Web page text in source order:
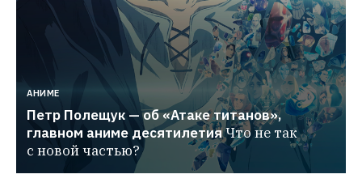
АНИМЕ
Петр Полещук — об «Атаке титанов»,
главном аниме десятилетияЧто не так
с новой частью?